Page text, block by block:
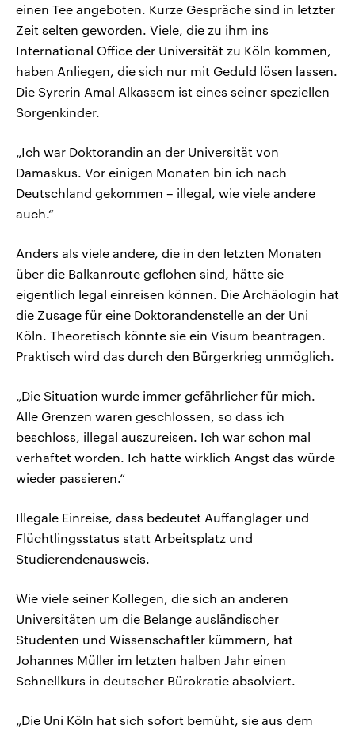
einen Tee angeboten. Kurze Gespräche sind in letzter
Zeit selten geworden. Viele, die zu ihm ins
International Office der Universität zu Köln kommen,
haben Anliegen, die sich nur mit Geduld lösen lassen.
Die Syrerin Amal Alkassem ist eines seiner speziellen
Sorgenkinder.
„Ich war Doktorandin an der Universität von
Damaskus. Vor einigen Monaten bin ich nach
Deutschland gekommen – illegal, wie viele andere
auch.“
Anders als viele andere, die in den letzten Monaten
über die Balkanroute geflohen sind, hätte sie
eigentlich legal einreisen können. Die Archäologin hat
die Zusage für eine Doktorandenstelle an der Uni
Köln. Theoretisch könnte sie ein Visum beantragen.
Praktisch wird das durch den Bürgerkrieg unmöglich.
„Die Situation wurde immer gefährlicher für mich.
Alle Grenzen waren geschlossen, so dass ich
beschloss, illegal auszureisen. Ich war schon mal
verhaftet worden. Ich hatte wirklich Angst das würde
wieder passieren.“
Illegale Einreise, dass bedeutet Auffanglager und
Flüchtlingsstatus statt Arbeitsplatz und
Studierendenausweis.
Wie viele seiner Kollegen, die sich an anderen
Universitäten um die Belange ausländischer
Studenten und Wissenschaftler kümmern, hat
Johannes Müller im letzten halben Jahr einen
Schnellkurs in deutscher Bürokratie absolviert.
„Die Uni Köln hat sich sofort bemüht, sie aus dem